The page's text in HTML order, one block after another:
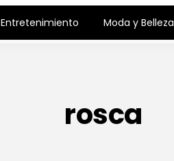
Entretenimiento Moda y Belleza
rosca